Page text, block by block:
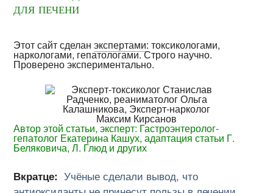
для печени
Этот сайт сделанэкспертами: токсикологами,
наркологами, гепатологами. Строго научно.
Проверено экспериментально.
Автор этой статьи, эксперт: Гастроэнтеролог-
гепатолог Екатерина Кашух, адаптация статьи Г.
Беляковича, Л. Глюд и других
Вкратце: Учёные сделали вывод, что